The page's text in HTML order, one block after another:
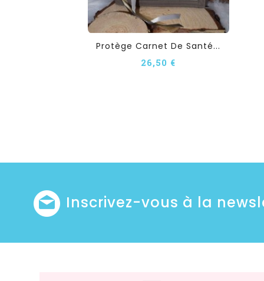
Protège Carnet De Santé...
26,50 €
Inscrivez-vous à la